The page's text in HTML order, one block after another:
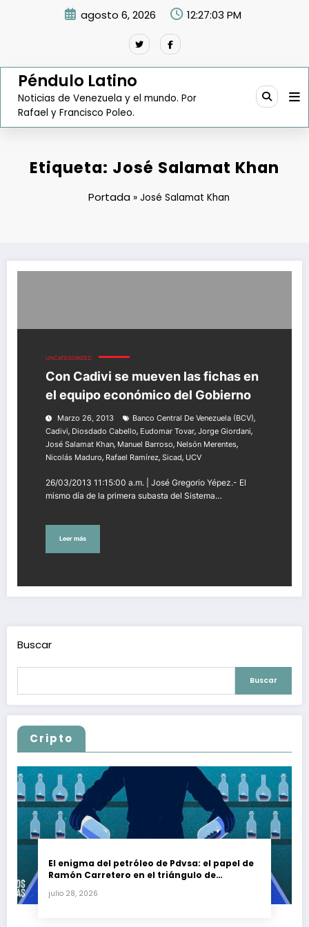
agosto 6, 2026 12:27:04 PM
Péndulo Latino
Noticias de Venezuela y el mundo. Por
Rafael y Francisco Poleo.
Etiqueta: José Salamat Khan
Portada »José Salamat Khan
UNCATEGORIZED
Con Cadivi se mueven las fichas en
el equipo económico del Gobierno
Marzo 26, 2013 Banco Central De Venezuela (BCV),
Cadivi, Diosdado Cabello, Eudomar Tovar, Jorge Giordani,
José Salamat Khan, Manuel Barroso, Nelsón Merentes,
Nicolás Maduro, Rafael Ramírez, Sicad, UCV
26/03/2013 11:15:00 a.m. | José Gregorio Yépez.- El
mismo día de la primera subasta del Sistema…
Leer más
Buscar
Buscar
Cripto
El enigma del petróleo de Pdvsa: el papel de
Ramón Carretero en el triángulo de
julio 28, 2026